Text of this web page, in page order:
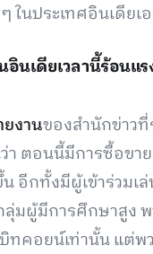
ในประเทศอินเดีย
นเดียเวลานี้ร้อนแ
ยงานของสำนักข่าวที่
า ตอนนี้มีการซื้อขา
อีกทั้งมีผู้เข้าร่วมเ
ลุ่มผู้มีการศึกษาสูง พ
ทคอยน์เท่านั้น แต่พ